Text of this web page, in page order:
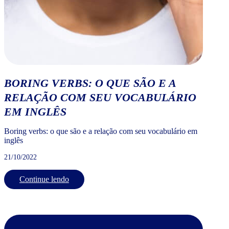
BORING VERBS: O QUE SÃO E A
RELAÇÃO COM SEU VOCABULÁRIO
EM INGLÊS
Boring verbs: o que são e a relação com seu vocabulário em
inglês
21/10/2022
Continue lendo